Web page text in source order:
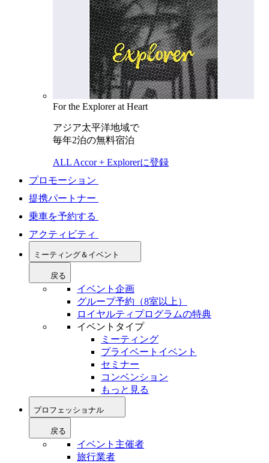
For the Explorer at Heart
アジア太平洋地域で
毎年2泊の無料宿泊
ALL Accor + Explorerに登録
プロモーション
提携パートナー
乗車を予約する
アクティビティ
ミーティング＆イベント
戻る
イベント企画
グループ予約（8室以上）
ロイヤルティプログラムの特典
イベントタイプ
ミーティング
プライベートイベント
セミナー
コンベンション
もっと見る
プロフェッショナル
戻る
イベント主催者
旅行業者